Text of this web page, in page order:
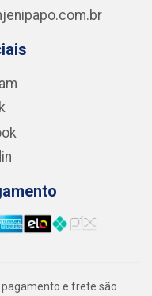
pagamento e frete são